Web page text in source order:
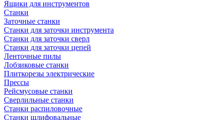
Ящики для инструментов
Станки
Заточные станки
Станки для заточки инструмента
Станки для заточки сверл
Станки для заточки цепей
Ленточные пилы
Лобзиковые станки
Плиткорезы электрические
Прессы
Рейсмусовые станки
Сверлильные станки
Станки распиловочные
Станки шлифовальные